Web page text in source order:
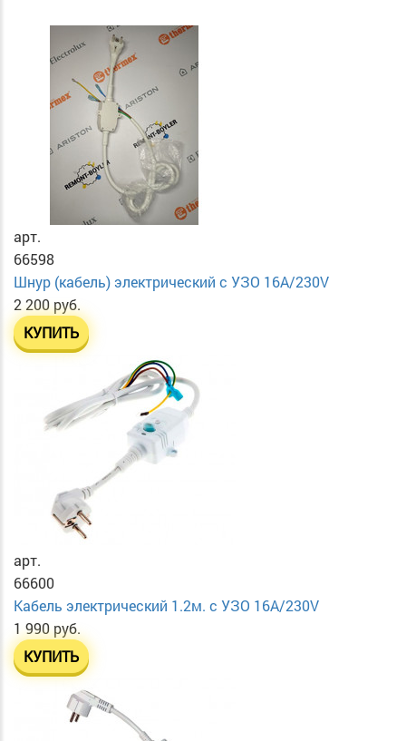
арт.
66598
Шнур (кабель) электрический с УЗО 16А/230V
2 200 руб.
КУПИТЬ
арт.
66600
Кабель электрический 1.2м. с УЗО 16А/230V
1 990 руб.
КУПИТЬ